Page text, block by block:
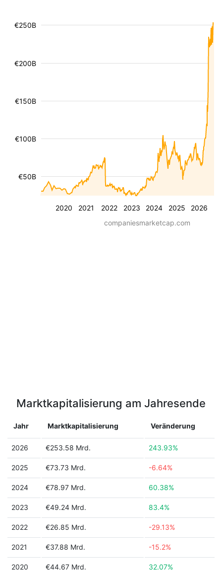
2020 2021 2022 2023 2024 2025 2026
€50B
€100B
€150B
€200B
€250B
companiesmarketcap.com
Marktkapitalisierung am Jahresende
Jahr Marktkapitalisierung Veränderung
2026 €253.58 Mrd. 243.93%
2025 €73.73 Mrd. -6.64%
2024 €78.97 Mrd. 60.38%
2023 €49.24 Mrd. 83.4%
2022 €26.85 Mrd. -29.13%
2021 €37.88 Mrd. -15.2%
2020 €44.67 Mrd. 32.07%